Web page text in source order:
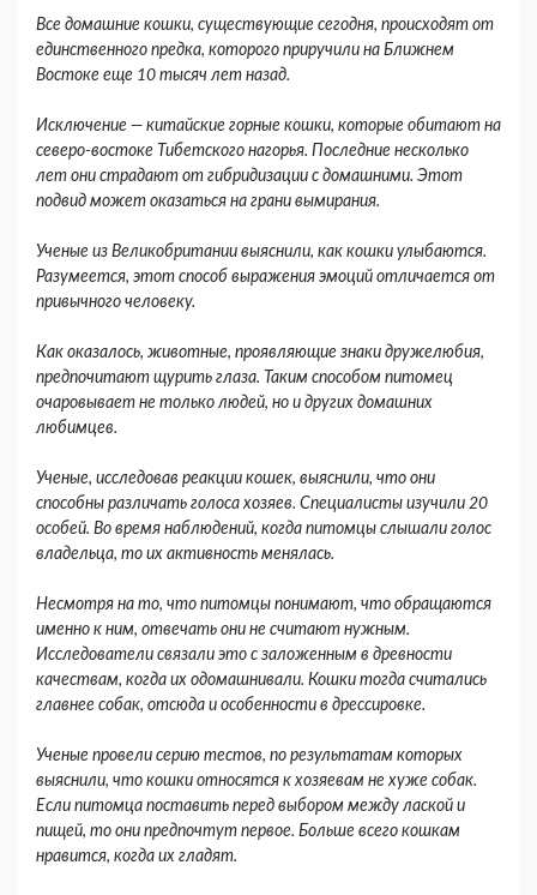
Все домашние кошки, существующие сегодня, происходят от
единственного предка, которого приручили на Ближнем
Востоке еще 10 тысяч лет назад.
Исключение — китайские горные кошки, которые обитают на
северо-востоке Тибетского нагорья. Последние несколько
лет они страдают от гибридизации с домашними. Этот
подвид может оказаться на грани вымирания.
Ученые из Великобритании выяснили, как кошки улыбаются.
Разумеется, этот способ выражения эмоций отличается от
привычного человеку.
Как оказалось, животные, проявляющие знаки дружелюбия,
предпочитают щурить глаза. Таким способом питомец
очаровывает не только людей, но и других домашних
любимцев.
Ученые, исследовав реакции кошек, выяснили, что они
способны различать голоса хозяев. Специалисты изучили 20
особей. Во время наблюдений, когда питомцы слышали голос
владельца, то их активность менялась.
Несмотря на то, что питомцы понимают, что обращаются
именно к ним, отвечать они не считают нужным.
Исследователи связали это с заложенным в древности
качествам, когда их одомашнивали. Кошки тогда считались
главнее собак, отсюда и особенности в дрессировке.
Ученые провели серию тестов, по результатам которых
выяснили, что кошки относятся к хозяевам не хуже собак.
Если питомца поставить перед выбором между лаской и
пищей, то они предпочтут первое. Больше всего кошкам
нравится, когда их гладят.